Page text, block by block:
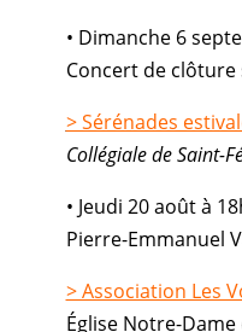
• Dimanche 6
Concert de clôture
> Sérénades
Collégiale de Saint-
• Jeudi 20 août à
Pierre-Emmanuel
> Association Les
Église Notre-